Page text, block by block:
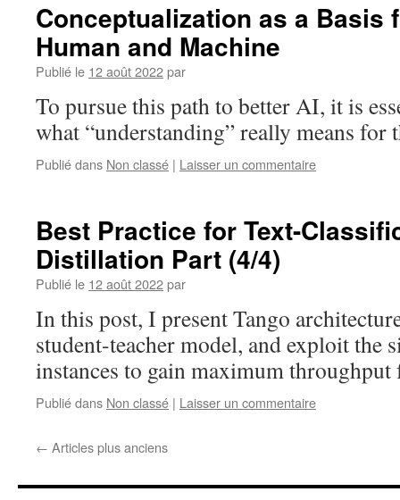
Conceptualization as a
Human and Machine
Publié le 12 août 2022par
To pursue this path to better AI, it is
what “understanding” really means for
Publié dans Non classé | Laisser un commentaire
Best Practice for Text-
Distillation Part (4/4)
Publié le 12 août 2022par
In this post, I present Tango
student-teacher model, and exploit the
instances to gain maximum
Publié dans Non classé | Laisser un commentaire
← Articles plus anciens